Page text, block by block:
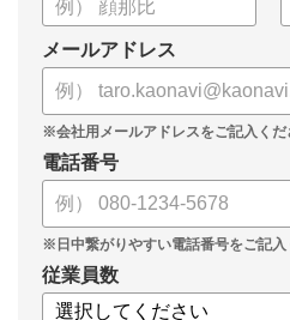
メールアドレス
電話番号
従業員数